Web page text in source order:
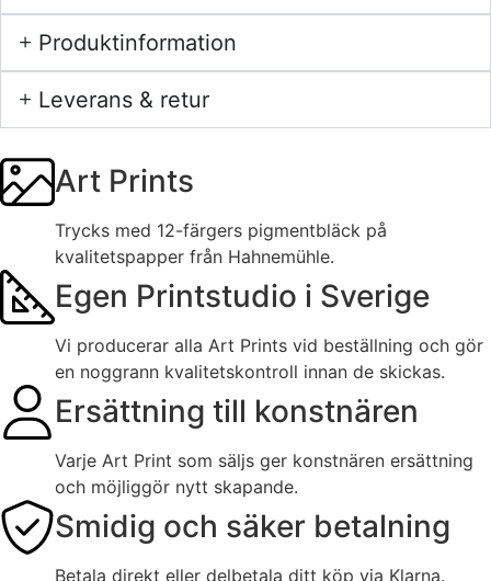
Produktinformation
Leverans & retur
Art Prints
Trycks med 12-färgers pigmentbläck på
kvalitetspapper från Hahnemühle.
Egen Printstudio i Sverige
Vi producerar alla Art Prints vid beställning och gör
en noggrann kvalitetskontroll innan de skickas.
Ersättning till konstnären
Varje Art Print som säljs ger konstnären ersättning
och möjliggör nytt skapande.
Smidig och säker betalning
Betala direkt eller delbetala ditt köp via Klarna.